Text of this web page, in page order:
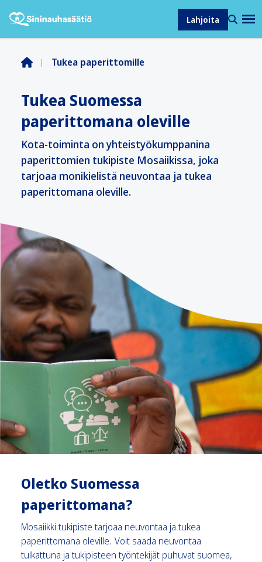
Lahjoita
Tukea paperittomille
Tukea Suomessa
paperittomana oleville
Kota-toiminta on yhteistyökumppanina
paperittomien tukipiste Mosaiikissa, joka
tarjoaa monikielistä neuvontaa ja tukea
paperittomana oleville.
Oletko Suomessa
paperittomana?
Mosaiikki tukipiste tarjoaa neuvontaa ja tukea
paperittomana oleville. Voit saada neuvontaa
tulkattuna ja tukipisteen työntekijät puhuvat suomea,